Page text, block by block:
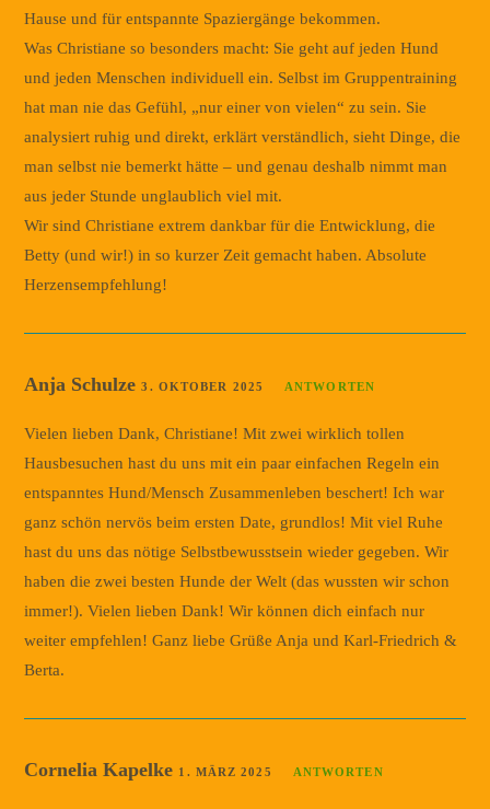
Hause und für entspannte Spaziergänge bekommen.
Was Christiane so besonders macht: Sie geht auf jeden Hund
und jeden Menschen individuell ein. Selbst im Gruppentraining
hat man nie das Gefühl, „nur einer von vielen“ zu sein. Sie
analysiert ruhig und direkt, erklärt verständlich, sieht Dinge, die
man selbst nie bemerkt hätte – und genau deshalb nimmt man
aus jeder Stunde unglaublich viel mit.
Wir sind Christiane extrem dankbar für die Entwicklung, die
Betty (und wir!) in so kurzer Zeit gemacht haben. Absolute
Herzensempfehlung!
Anja Schulze3. OKTOBER 2025 ANTWORTEN
Vielen lieben Dank, Christiane! Mit zwei wirklich tollen
Hausbesuchen hast du uns mit ein paar einfachen Regeln ein
entspanntes Hund/Mensch Zusammenleben beschert! Ich war
ganz schön nervös beim ersten Date, grundlos! Mit viel Ruhe
hast du uns das nötige Selbstbewusstsein wieder gegeben. Wir
haben die zwei besten Hunde der Welt (das wussten wir schon
immer!). Vielen lieben Dank! Wir können dich einfach nur
weiter empfehlen! Ganz liebe Grüße Anja und Karl-Friedrich &
Berta.
Cornelia Kapelke 1. MÄRZ 2025 ANTWORTEN